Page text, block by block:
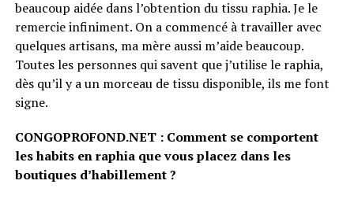
beaucoup aidée dans l’obtention du tissu raphia. Je le
remercie infiniment. On a commencé à travailler avec
quelques artisans, ma mère aussi m’aide beaucoup.
Toutes les personnes qui savent que j’utilise le raphia,
dès qu’il y a un morceau de tissu disponible, ils me font
signe.
CONGOPROFOND.NET : Comment se comportent
les habits en raphia que vous placez dans les
boutiques d’habillement ?